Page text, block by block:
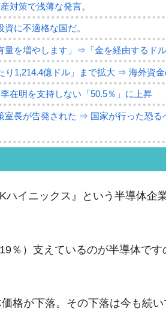
対策で浅薄な発言。
に不適格な国だ。
量を増やします」⇒「金を経由するド
り1,214.4億ドル」まで拡大 ⇒ 海外資
在明を支持しない「50.5％」に上昇
室長が告発された ⇒ 国家が行った恐る
増加させる ⇒ 中国の過剰生産が世界を
」のウラで他業種は全般的「不調」⇒
院が『クーパン』1人当たり賠償10万
代駆逐艦「KDDX」1番艦、2032年竣工
助金を全廃 ⇒ 実は韓国で『BYD』車
ハイニックス』という半導体企
％）支えているのが半導体で
格が下落。その下落は今も続